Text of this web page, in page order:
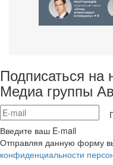
Подписаться на
Медиа группы
Введите ваш E-mail
Отправляя данную форму
конфиденциальности